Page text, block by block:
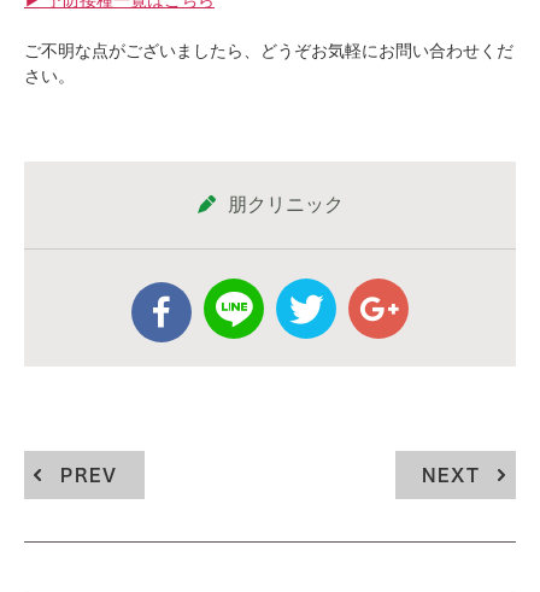
ご不明な点がございましたら、どうぞお気軽にお問い合わせくだ
さい。
朋クリニック
PREV NEXT